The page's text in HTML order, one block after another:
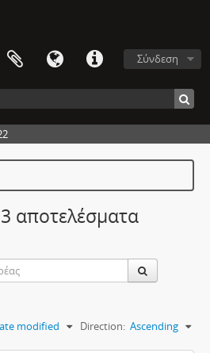
Σύνδεση
αποτελέσματα
modified Direction: Ascending